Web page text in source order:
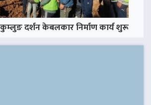
दर्शन केबलकार निर्माण कार्य शुरू